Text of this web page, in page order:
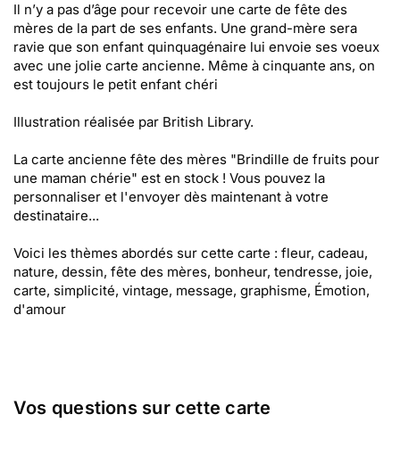
Il n’y a pas d’âge pour recevoir une carte de fête des
mères de la part de ses enfants. Une grand-mère sera
ravie que son enfant quinquagénaire lui envoie ses voeux
avec une jolie carte ancienne. Même à cinquante ans, on
est toujours le petit enfant chéri
Illustration réalisée par British Library.
La carte ancienne fête des mères "Brindille de fruits pour
une maman chérie" est en stock ! Vous pouvez la
personnaliser et l'envoyer dès maintenant à votre
destinataire...
Voici les thèmes abordés sur cette carte : fleur, cadeau,
nature, dessin, fête des mères, bonheur, tendresse, joie,
carte, simplicité, vintage, message, graphisme, Émotion,
d'amour
Vos questions sur cette carte